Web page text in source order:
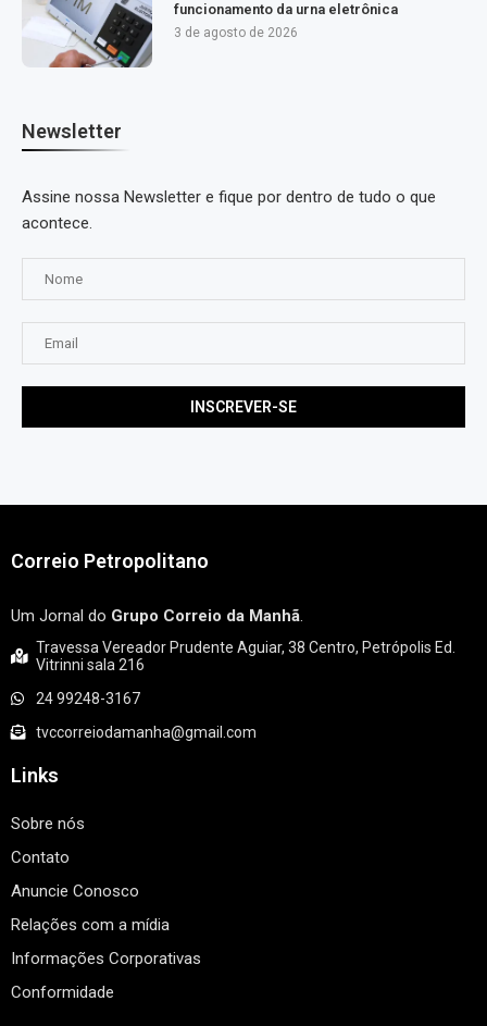
funcionamento da urna eletrônica
3 de agosto de 2026
Newsletter
Assine nossa Newsletter e fique por dentro de tudo o que
acontece.
Correio Petropolitano
Um Jornal do Grupo Correio da Manhã.
Travessa Vereador Prudente Aguiar, 38 Centro, Petrópolis Ed.
Vitrinni sala 216
24 99248-3167
tvccorreiodamanha@gmail.com
Links
Sobre nós
Contato
Anuncie Conosco
Relações com a mídia
Informações Corporativas
Conformidade